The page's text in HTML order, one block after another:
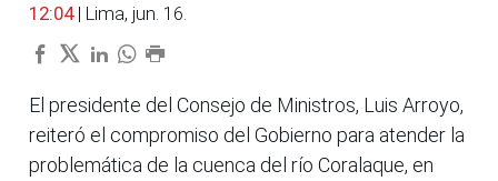
12:04 | Lima, jun. 16.
El presidente del Consejo de Ministros, Luis Arroyo,
reiteró el compromiso del Gobierno para atender la
problemática de la cuenca del río Coralaque, en